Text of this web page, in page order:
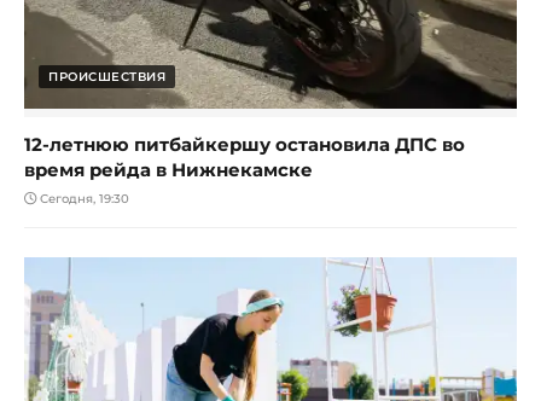
ПРОИСШЕСТВИЯ
12-летнюю питбайкершу остановила ДПС во
время рейда в Нижнекамске
Сегодня, 19:30